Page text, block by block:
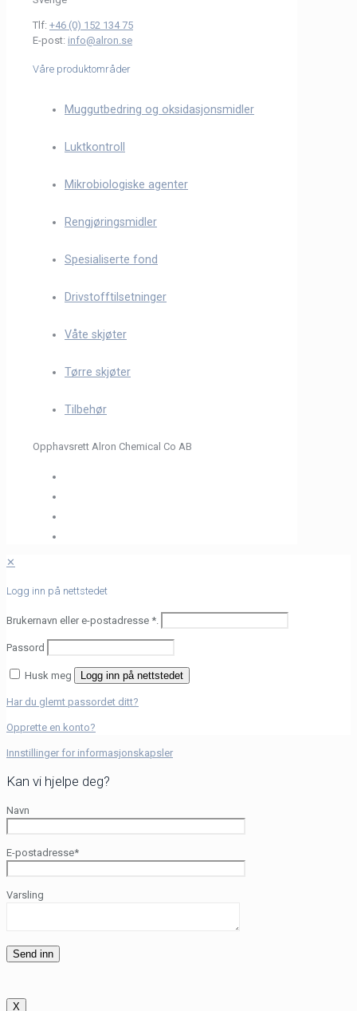
Tlf: +46 (0) 152 134 75
E-post: info@alron.se
Våre produktområder
Muggutbedring og oksidasjonsmidler
Luktkontroll
Mikrobiologiske agenter
Rengjøringsmidler
Spesialiserte fond
Drivstofftilsetninger
Våte skjøter
Tørre skjøter
Tilbehør
Opphavsrett Alron Chemical Co AB
✕
Logg inn på nettstedet
Brukernavn eller e-postadresse *.
Passord
Husk meg Logg inn på nettstedet
Har du glemt passordet ditt?
Opprette en konto?
Innstillinger for informasjonskapsler
Kan vi hjelpe deg?
Navn
E-postadresse*
Varsling
X